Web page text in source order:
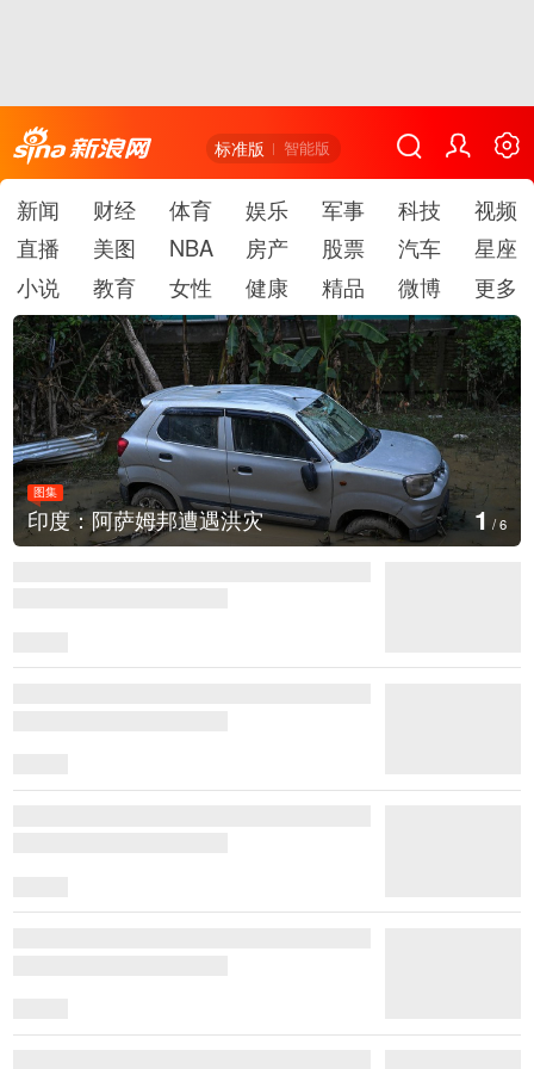
标准版 智能版
新闻 财经 体育 娱乐 军事 科技
视频
直播
美图 NBA 房产 股票 汽车
星座
小说
教育 女性 健康 精品 微博 更多
图集
巴西圣保罗州一化工厂发生火灾 2 /6